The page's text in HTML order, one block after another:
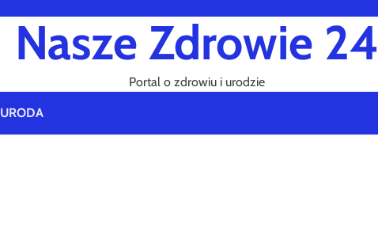
Nasze Zdrowie 24
Portal o zdrowiu i urodzie
URODA